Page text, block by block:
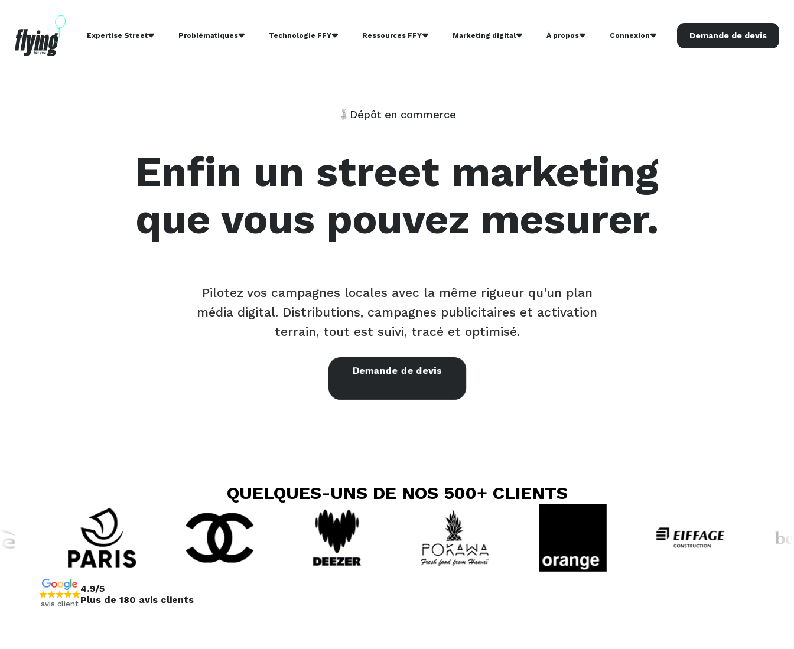
Expertise Street Problématiques Technologie FFY Ressources FFY Marketing digital À propos Connexion Demande de devis
Vélo publicitaire
Enfin un street marketing
que vous pouvez mesurer.
Pilotez vos campagnes locales avec la même rigueur qu'un plan
média digital. Distributions, campagnes publicitaires et activation
terrain, tout est suivi, tracé et optimisé.
Demande de devis
QUELQUES-UNS DE NOS 500+ CLIENTS
avis client
4.9/5
Plus de 180 avis clients